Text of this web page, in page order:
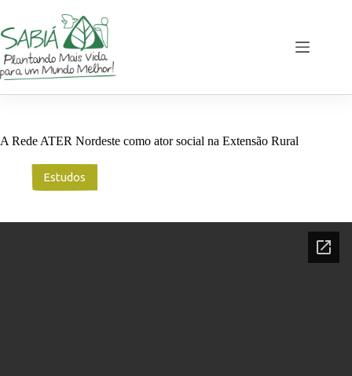
o
conteúdo
A Rede ATER Nordeste como ator social na Extensão Rural
Estudos